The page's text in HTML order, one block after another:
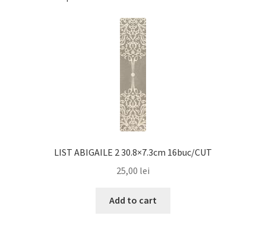
LIST ABIGAILE 2 30.8×7.3cm 16buc/CUT
25,00 lei
Add to cart